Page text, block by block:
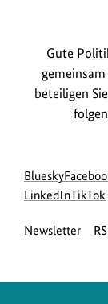
Gute
beteiligen
Social
Media
Blueskyzur
Bluesky-
des
LinkedInzur
Seite
zur
Seite
TikTok
Newsletter